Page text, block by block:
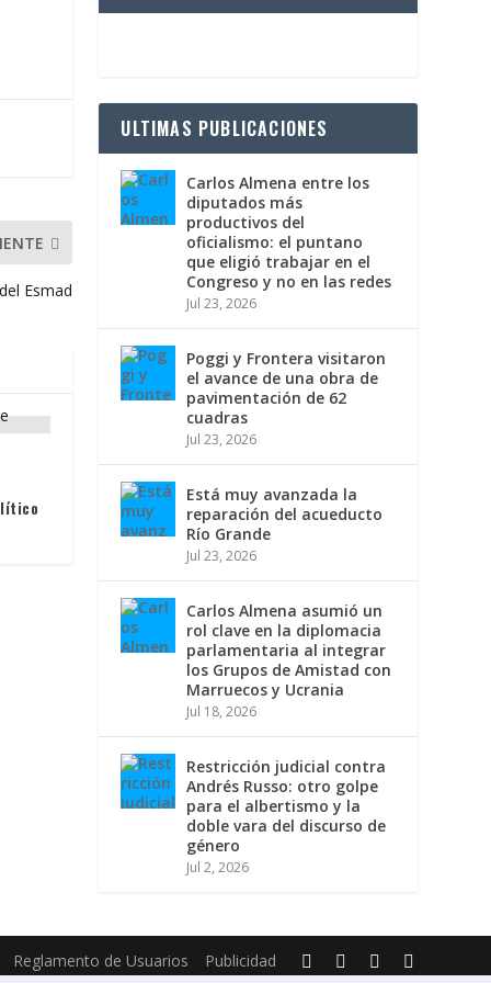
Esmad
ULTIMAS PUBLICACIONES
Carlos Almena entre los
diputados más
productivos del
oficialismo: el puntano
que eligió trabajar en el
Congreso y no en las redes
Jul 23, 2026
Poggi y Frontera visitaron
el avance de una obra de
pavimentación de 62
cuadras
Jul 23, 2026
Está muy avanzada la
reparación del acueducto
Río Grande
Jul 23, 2026
Carlos Almena asumió un
rol clave en la diplomacia
parlamentaria al integrar
los Grupos de Amistad con
Marruecos y Ucrania
Jul 18, 2026
Restricción judicial contra
Andrés Russo: otro golpe
para el albertismo y la
doble vara del discurso de
género
Jul 2, 2026
Reglamento de Usuarios Publicidad